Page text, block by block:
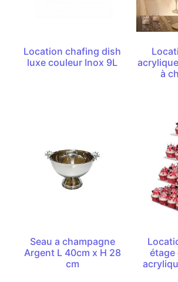
Location chafing dish
luxe couleur Inox 9L
à
Seau a champagne
Argent L 40cm x H 28
cm
étage